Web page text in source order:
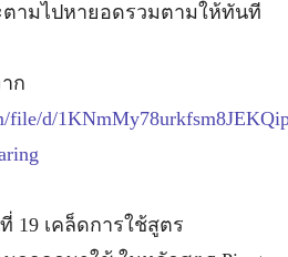
ตามไปหายอดรวมตามให้ทันที
ก
file/d/
19 เคล็ดการใช้สูตร